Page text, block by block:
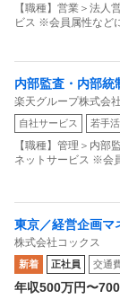
【職種】営業＞法人
ビス ※会員属性など
内部監査・内部統
戦略事業コンプラ
プライアンス推進
楽天グループ株式会社
自社サービス 若手
【職種】管理＞内部
ネットサービス ※会
東京／経営企画マ
面接1回／即入社歓
株式会社コックス
新着 正社員 交通
年収500万円〜